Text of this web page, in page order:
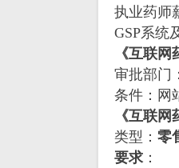
执业药师
GSP系统
《互联
审批部门
条件：网
《互联
类型： 零
要求 ：